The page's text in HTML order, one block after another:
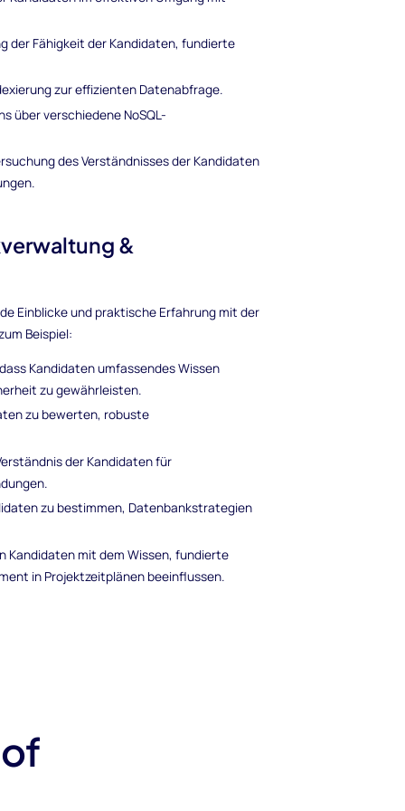
der Fähigkeit der Kandidaten, fundierte
zur effizienten Datenabfrage.
über verschiedene NoSQL-
des Verständnisses der Kandidaten
&
Einblicke und praktische Erfahrung mit der
Beispiel:
Kandidaten umfassendes Wissen
zu gewährleisten.
zu bewerten, robuste
der Kandidaten für
zu bestimmen, Datenbankstrategien
mit dem Wissen, fundierte
in Projektzeitplänen beeinflussen.